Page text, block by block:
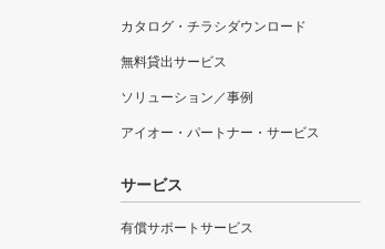
カタログ・チラシダウンロード
無料貸出サービス
ソリューション／事例
アイオー・パートナー・サービス
サービス
有償サポートサービス